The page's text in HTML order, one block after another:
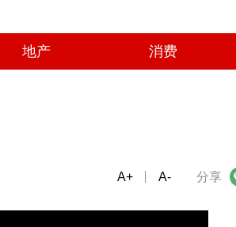
地产 消费
分享
微信 微博
A+ A-